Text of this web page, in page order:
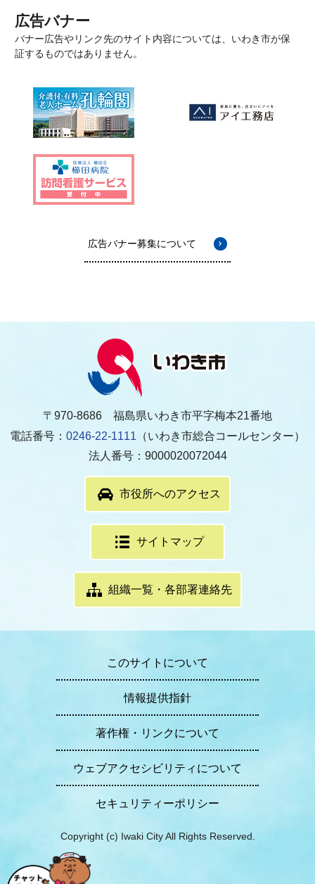
広告バナー
バナー広告やリンク先のサイト内容については、いわき市が保
証するものではありません。
広告バナー募集について
〒970-8686 福島県いわき市平字梅本21番地
電話番号： 0246-22-1111 （いわき市総合コールセンター）
法人番号：9000020072044
市役所へのアクセス
サイトマップ
組織一覧・各部署連絡先
このサイトについて
情報提供指針
著作権・リンクについて
ウェブアクセシビリティについて
セキュリティーポリシー
Copyright (c) Iwaki City All Rights Reserved.